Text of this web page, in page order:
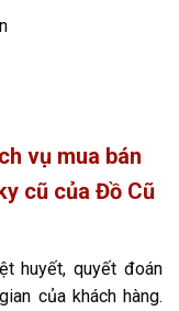
vụ mua bán
cũ của Đồ Cũ
huyết, quyết đoán
của khách hàng.